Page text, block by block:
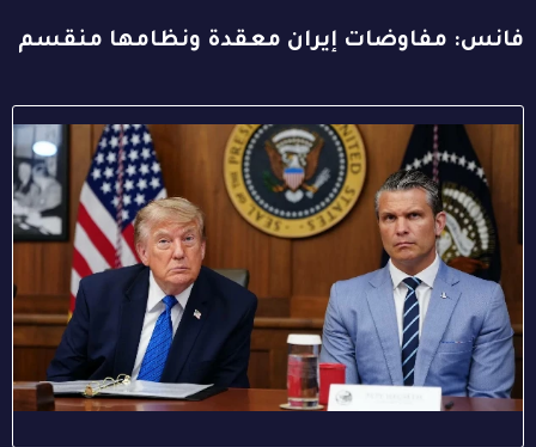
فانس: مفاوضات إيران معقدة ونظامها منقسم